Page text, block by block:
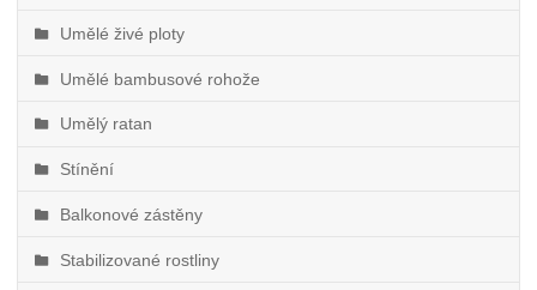
Umělé živé ploty
Umělé bambusové rohože
Umělý ratan
Stínění
Balkonové zástěny
Stabilizované rostliny